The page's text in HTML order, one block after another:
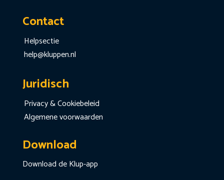
Contact
Helpsectie
help@kluppen.nl
Juridisch
Privacy & Cookiebeleid
Algemene voorwaarden
Download
Download de Klup-app